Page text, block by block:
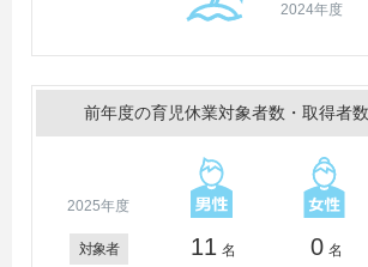
2024年度
前年度の育児休業対象者数・取得者数
2025年度
対象者 11 名 0 名